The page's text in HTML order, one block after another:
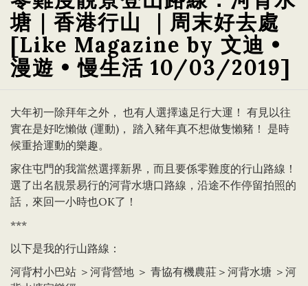
塘｜香港行山 ｜周末好去處
[Like Magazine by 文迪 •
漫遊 • 慢生活 10/03/2019]
大年初一除拜年之外， 也有人選擇遠足行大運！ 有見以往
實在是好吃懶做 (運動)， 踏入豬年真不想做隻懶豬！ 是時
候重拾運動的樂趣。
家住屯門的我當然選擇新界，而且要係零難度的行山路線！
選了出名靚景易行的河背水塘口路線，沿途不作停留拍照的
話，來回一小時也OK了！
***
以下是我的行山路線：
河背村小巴站 ＞河背營地 ＞ 青協有機農莊＞河背水塘 ＞河